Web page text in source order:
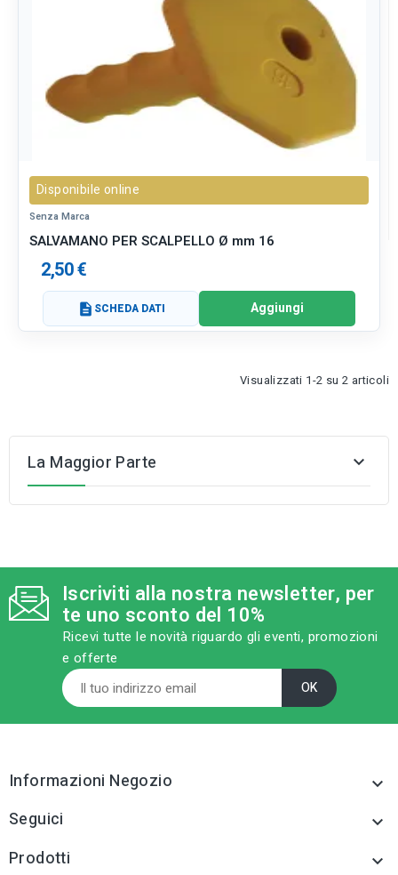
Disponibile online
Senza Marca
SALVAMANO PER SCALPELLO Ø mm 16
2,50 €
description SCHEDA DATI Aggiungi
Visualizzati 1-2 su 2 articoli
La Maggior Parte 
Iscriviti alla nostra newsletter, per
te uno sconto del 10%
Ricevi tutte le novità riguardo gli eventi, promozioni
e offerte
Informazioni Negozio 
Seguici 
Prodotti 